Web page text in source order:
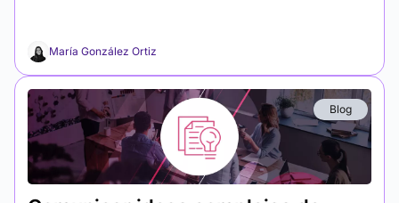
María González Ortiz
Blog